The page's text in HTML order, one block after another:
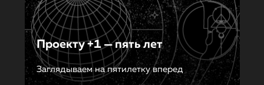
Проекту +1 — пять лет
Заглядываем на пятилетку вперед